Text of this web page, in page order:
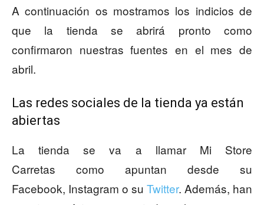
A continuación os mostramos los indicios de
que la tienda se abrirá pronto como
confirmaron nuestras fuentes en el mes de
abril.
Las redes sociales de la tienda ya están
abiertas
La tienda se va a llamar Mi Store
Carretas como apuntan desde su
Facebook, Instagram o su Twitter. Además, han